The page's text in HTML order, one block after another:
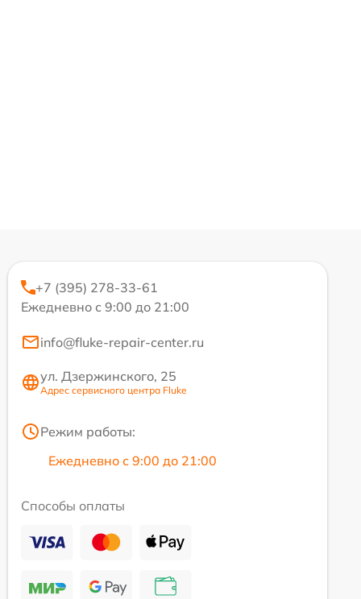
+7 (395) 278-33-61
Ежедневно с 9:00 до 21:00
info@fluke-repair-center.ru
ул. Дзержинского, 25
Адрес сервисного центра Fluke
Режим работы:
Ежедневно с 9:00 до 21:00
Способы оплаты